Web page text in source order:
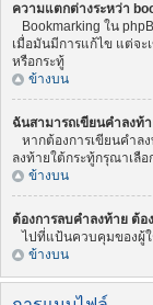
ความแตกต่างระหว่า
Bookmarking ใน
เมื่อมันมีการแก้ไข แต่จะ
หรือกระทู้
ข้างบน
ฉันสามารถเขียนคำลงท้
หากต้องการเขียนคำลง
ลงท้ายใต้กระทู้กรุณาเลือ
ข้างบน
ต้องการลบคำลงท้าย ต้อ
ไปที่แป้นควบคุมของผู้
ข้างบน